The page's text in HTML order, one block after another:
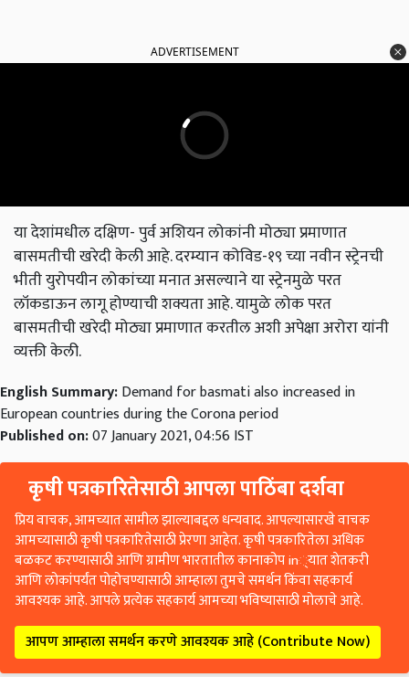
ADVERTISEMENT
या देशांमधील दक्षिण- पुर्व अशियन लोकांनी मोठ्या प्रमाणात
बासमतीची खरेदी केली आहे. दरम्यान कोविड-१९ च्या नवीन स्ट्रेनची
भीती युरोपयीन लोकांच्या मनात असल्याने या स्ट्रेनमुळे परत
लॉकडाऊन लागू होण्याची शक्यता आहे. यामुळे लोक परत
बासमतीची खरेदी मोठ्या प्रमाणात करतील अशी अपेक्षा अरोरा यांनी
व्यक्ती केली.
English Summary:Demand for basmati also increased in
European countries during the Corona period
Published on:07 January 2021, 04:56 IST
कृषी पत्रकारितेसाठी आपला पाठिंबा दर्शवा
प्रिय वाचक, आमच्यात सामील झाल्याबद्दल धन्यवाद. आपल्यासारखे वाचक
आमच्यासाठी कृषी पत्रकारितेसाठी प्रेरणा आहेत. कृषी पत्रकारितेला अधिक
बळकट करण्यासाठी आणि ग्रामीण भारतातील कानाकोप in्यात शेतकरी
आणि लोकांपर्यंत पोहोचण्यासाठी आम्हाला तुमचे समर्थन किंवा सहकार्य
आवश्यक आहे. आपले प्रत्येक सहकार्य आमच्या भविष्यासाठी मोलाचे आहे.
आपण आम्हाला समर्थन करणे आवश्यक आहे (Contribute Now)